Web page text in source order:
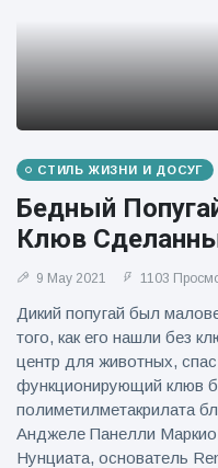
СТИЛЬ ЖИЗНИ И ДОСУГ
Бедный
Клюв
9 May 2021 1103
Дикий попугай был
того, как его нашли без
центр для животных,
функционирующий клюв
полиметилметакрилата
Анджеле Панелли
Нунциата, основатель